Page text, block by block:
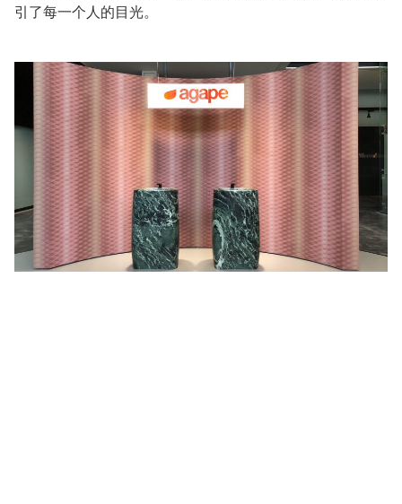
引了每一个人的目光。